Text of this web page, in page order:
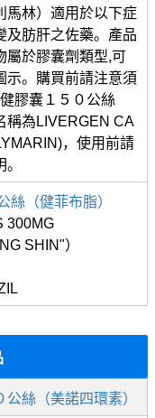
馬林）適用於以下症
及肪肝之佐藥。產品
屬於膠囊劑類型,可
示。購買前請注意須
膠囊１５０公絲
稱為LIVERGEN CA
，使用前請
絲（健菲布脂）
300MG
SHIN"）
絲（美諾四環素）